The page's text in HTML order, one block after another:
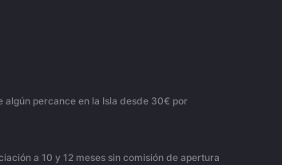
algún percance en la Isla desde 30€ por
a 10 y 12 meses sin comisión de apertura